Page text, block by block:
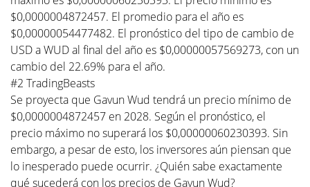
$0,0000004872457. El promedio para el año es
$0,00000054477482. El pronóstico del tipo de cambio de
USD a WUD al final del año es $0,00000057569273, con un
cambio del 22.69% para el año.
#2 TradingBeasts
Se proyecta que Gavun Wud tendrá un precio mínimo de
$0,0000004872457 en 2028. Según el pronóstico, el
precio máximo no superará los $0,00000060230393. Sin
embargo, a pesar de esto, los inversores aún piensan que
lo inesperado puede ocurrir. ¿Quién sabe exactamente
qué sucederá con los precios de Gavun Wud?